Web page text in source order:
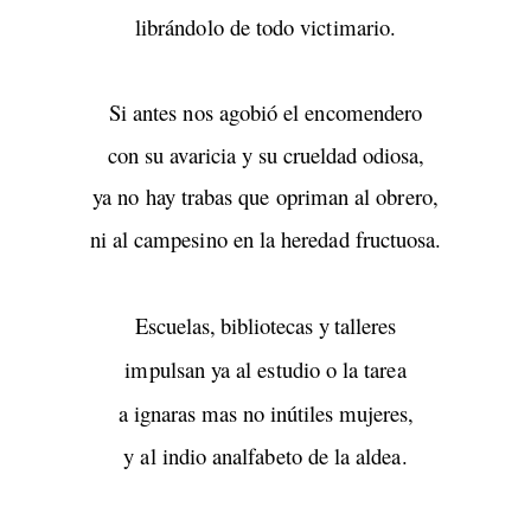
librándolo de todo victimario.
Si antes nos agobió el encomendero
con su avaricia y su crueldad odiosa,
ya no hay trabas que opriman al obrero,
ni al campesino en la heredad fructuosa.
Escuelas, bibliotecas y talleres
impulsan ya al estudio o la tarea
a ignaras mas no inútiles mujeres,
y al indio analfabeto de la aldea.